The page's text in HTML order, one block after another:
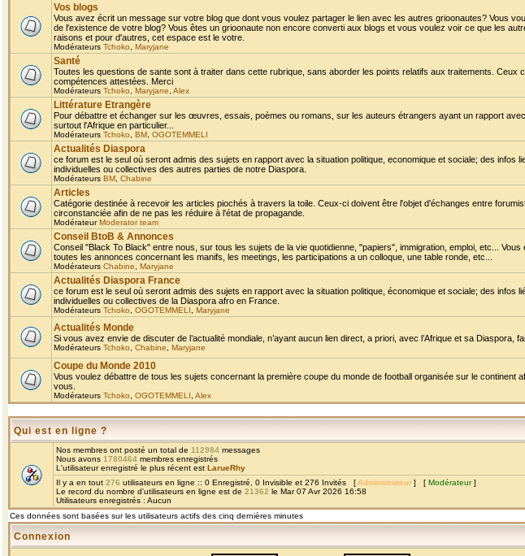
Vos blogs
Vous avez écrit un message sur votre blog que dont vous voulez partager le lien avec les autres grioonautes? Vous
de l'existence de votre blog? Vous êtes un grioonaute non encore converti aux blogs et vous voulez voir ce que les
raisons et pour d'autres, cet espace est le votre.
Modérateurs Tchoko Maryjane
Santé
Toutes les questions de sante sont à traiter dans cette rubrique, sans aborder les points relatifs aux traitements. Ceux
compétences attestées. Merci
Modérateurs Tchoko Maryjane Alex
Littérature Etrangère
Pour débattre et échanger sur les œuvres, essais, poèmes ou romans, sur les auteurs étrangers ayant un rapport
surtout l'Afrique en particulier...
Modérateurs Tchoko BM OGOTEMMELI
Actualités Diaspora
ce forum est le seul où seront admis des sujets en rapport avec la situation politique, economique et sociale; des infos
individuelles ou collectives des autres parties de notre Diaspora.
Modérateurs BM Chabine
Articles
Catégorie destinée à recevoir les articles piochés à travers la toile. Ceux-ci doivent être l'objet d'échanges entre
circonstanciée afin de ne pas les réduire à l'état de propagande.
ModérateurModerator team
Conseil BtoB & Annonces
Conseil "Black To Black" entre nous, sur tous les sujets de la vie quotidienne, "papiers", immigration, emploi, etc...
toutes les annonces concernant les manifs, les meetings, les participations a un colloque, une table ronde, etc...
Modérateurs Chabine Maryjane
Actualités Diaspora France
ce forum est le seul où seront admis des sujets en rapport avec la situation politique, économique et sociale; des infos
individuelles ou collectives de la Diaspora afro en France.
Modérateurs Tchoko OGOTEMMELI Maryjane
Actualités Monde
Si vous avez envie de discuter de l’actualité mondiale, n’ayant aucun lien direct, a priori, avec l’Afrique et sa Diaspora,
Modérateurs Tchoko Chabine Maryjane
Coupe du Monde 2010
Vous voulez débattre de tous les sujets concernant la première coupe du monde de football organisée sur le continent
vous.
Modérateurs Tchoko OGOTEMMELI Alex
Qui est en ligne ?
Nos membres ont posté un total de 112984 messages
Nous avons 1780464 membres enregistrés
L'utilisateur enregistré le plus récent est LarueRhy
Il y a en tout 276 utilisateurs en ligne :: 0 Enregistré, 0 Invisible et 276 Invités [Administrateur ] [ Modérateur]
Le record du nombre d'utilisateurs en ligne est de 21362 le Mar 07 Avr 2026 16:58
Utilisateurs enregistrés : Aucun
Ces données sont basées sur les utilisateurs actifs des cinq dernières minutes
Connexion